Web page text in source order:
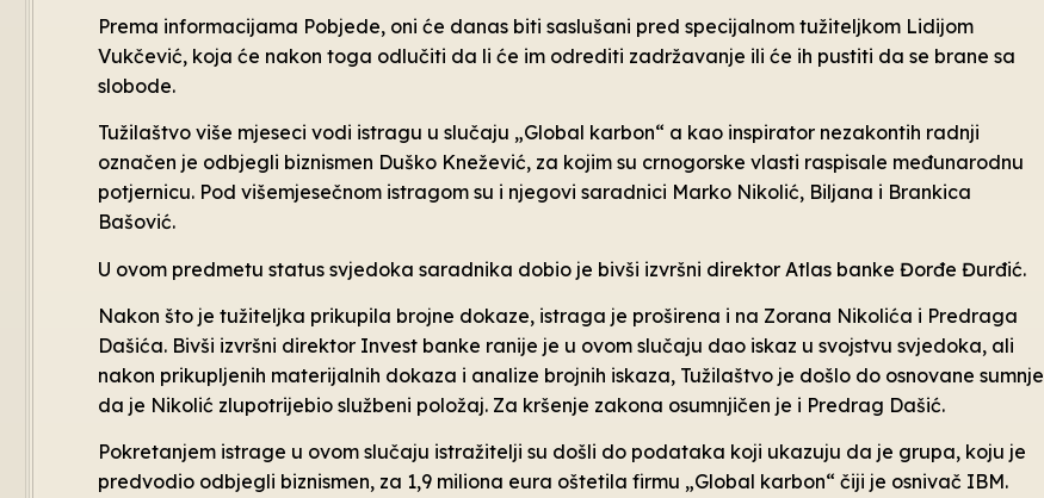
Prema informacijama Pobjede, oni će danas biti saslušani pred specijalnom tužiteljkom Lidijom
Vukčević, koja će nakon toga odlučiti da li će im odrediti zadržavanje ili će ih pustiti da se brane sa
slobode.
Tužilaštvo više mjeseci vodi istragu u slučaju „Global karbon“ a kao inspirator nezakontih radnji
označen je odbjegli biznismen Duško Knežević, za kojim su crnogorske vlasti raspisale međunarodnu
potjernicu. Pod višemjesečnom istragom su i njegovi saradnici Marko Nikolić, Biljana i Brankica
Bašović.
U ovom predmetu status svjedoka saradnika dobio je bivši izvršni direktor Atlas banke Đorđe Đurđić.
Nakon što je tužiteljka prikupila brojne dokaze, istraga je proširena i na Zorana Nikolića i Predraga
Dašića. Bivši izvršni direktor Invest banke ranije je u ovom slučaju dao iskaz u svojstvu svjedoka, ali
nakon prikupljenih materijalnih dokaza i analize brojnih iskaza, Tužilaštvo je došlo do osnovane sumnje
da je Nikolić zlupotrijebio službeni položaj. Za kršenje zakona osumnjičen je i Predrag Dašić.
Pokretanjem istrage u ovom slučaju istražitelji su došli do podataka koji ukazuju da je grupa, koju je
predvodio odbjegli biznismen, za 1,9 miliona eura oštetila firmu „Global karbon“ čiji je osnivač IBM.